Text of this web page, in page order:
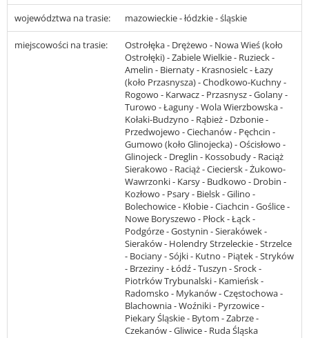
województwa na trasie: mazowieckie - łódzkie - śląskie
miejscowości na trasie:
Ostrołęka - Drężewo - Nowa Wieś (koło
Ostrołęki) - Zabiele Wielkie - Ruzieck -
Amelin - Biernaty - Krasnosielc - Łazy
(koło Przasnysza) - Chodkowo-Kuchny -
Rogowo - Karwacz - Przasnysz - Golany -
Turowo - Łaguny - Wola Wierzbowska -
Kołaki-Budzyno - Rąbież - Dzbonie -
Przedwojewo - Ciechanów - Pęchcin -
Gumowo (koło Glinojecka) - Ościsłowo -
Glinojeck - Dreglin - Kossobudy - Raciąż
Sierakowo - Raciąż - Cieciersk - Żukowo-
Wawrzonki - Karsy - Budkowo - Drobin -
Kozłowo - Psary - Bielsk - Gilino -
Bolechowice - Kłobie - Ciachcin - Goślice -
Nowe Boryszewo - Płock - Łąck -
Podgórze - Gostynin - Sierakówek -
Sieraków - Holendry Strzeleckie - Strzelce
- Bociany - Sójki - Kutno - Piątek - Stryków
- Brzeziny - Łódź - Tuszyn - Srock -
Piotrków Trybunalski - Kamieńsk -
Radomsko - Mykanów - Częstochowa -
Blachownia - Woźniki - Pyrzowice -
Piekary Śląskie - Bytom - Zabrze -
Czekanów - Gliwice - Ruda Śląska